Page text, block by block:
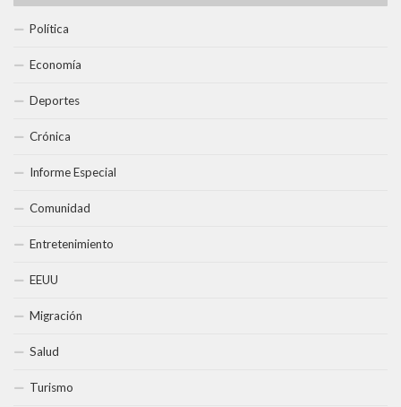
Política
Economía
Deportes
Crónica
Informe Especial
Comunidad
Entretenimiento
EEUU
Migración
Salud
Turismo